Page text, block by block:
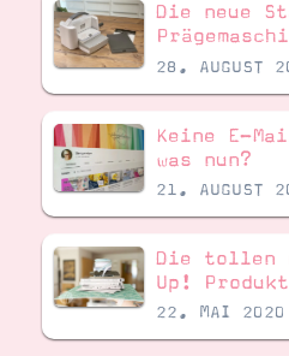
Demonstrator werden
Blog
Gutscheine
Produkte erklärt
Über mich
Über Stampin’ Up!
Die neue
28. AUGUST
Keine E-
was nun?
21. AUGUST
Die tollen
Up!
22. MAI 2020